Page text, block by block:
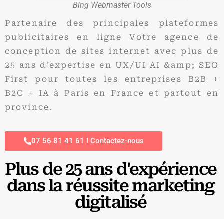
Bing Webmaster Tools
Partenaire des principales plateformes
publicitaires en ligne Votre agence de
conception de sites internet avec plus de
25 ans d’expertise en UX/UI AI &amp; SEO
First pour toutes les entreprises B2B +
B2C + IA à Paris en France et partout en
province.
07 56 81 41 61 ! Contactez-nous
Plus de 25 ans d'expérience
dans la réussite marketing
digitalisé